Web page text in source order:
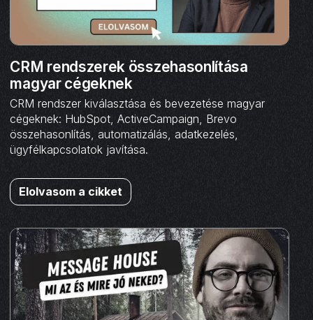
CRM rendszerek összehasonlítása
magyar cégeknek
CRM rendszer kiválasztása és bevezetése magyar
cégeknek: HubSpot, ActiveCampaign, Brevo
összehasonlítás, automatizálás, adatkezelés,
ügyfélkapcsolatok javítása.
Elolvasom a cikket